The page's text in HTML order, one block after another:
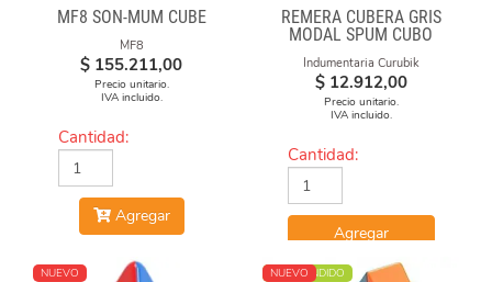
MF8 SON-MUM CUBE
MF8
$ 155.211,00
Precio unitario.
IVA incluido.
Cantidad:
Agregar
REMERA CUBERA GRIS
MODAL SPUM CUBO
Indumentaria Curubik
$ 12.912,00
Precio unitario.
IVA incluido.
Cantidad:
Agregar
NUEVO MÁS VENDIDO
NUEVO